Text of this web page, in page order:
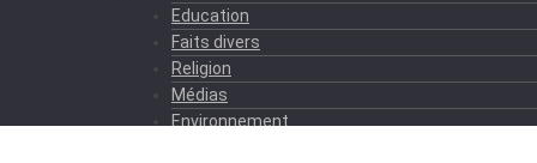
Education
Faits divers
Religion
Médias
Environnement